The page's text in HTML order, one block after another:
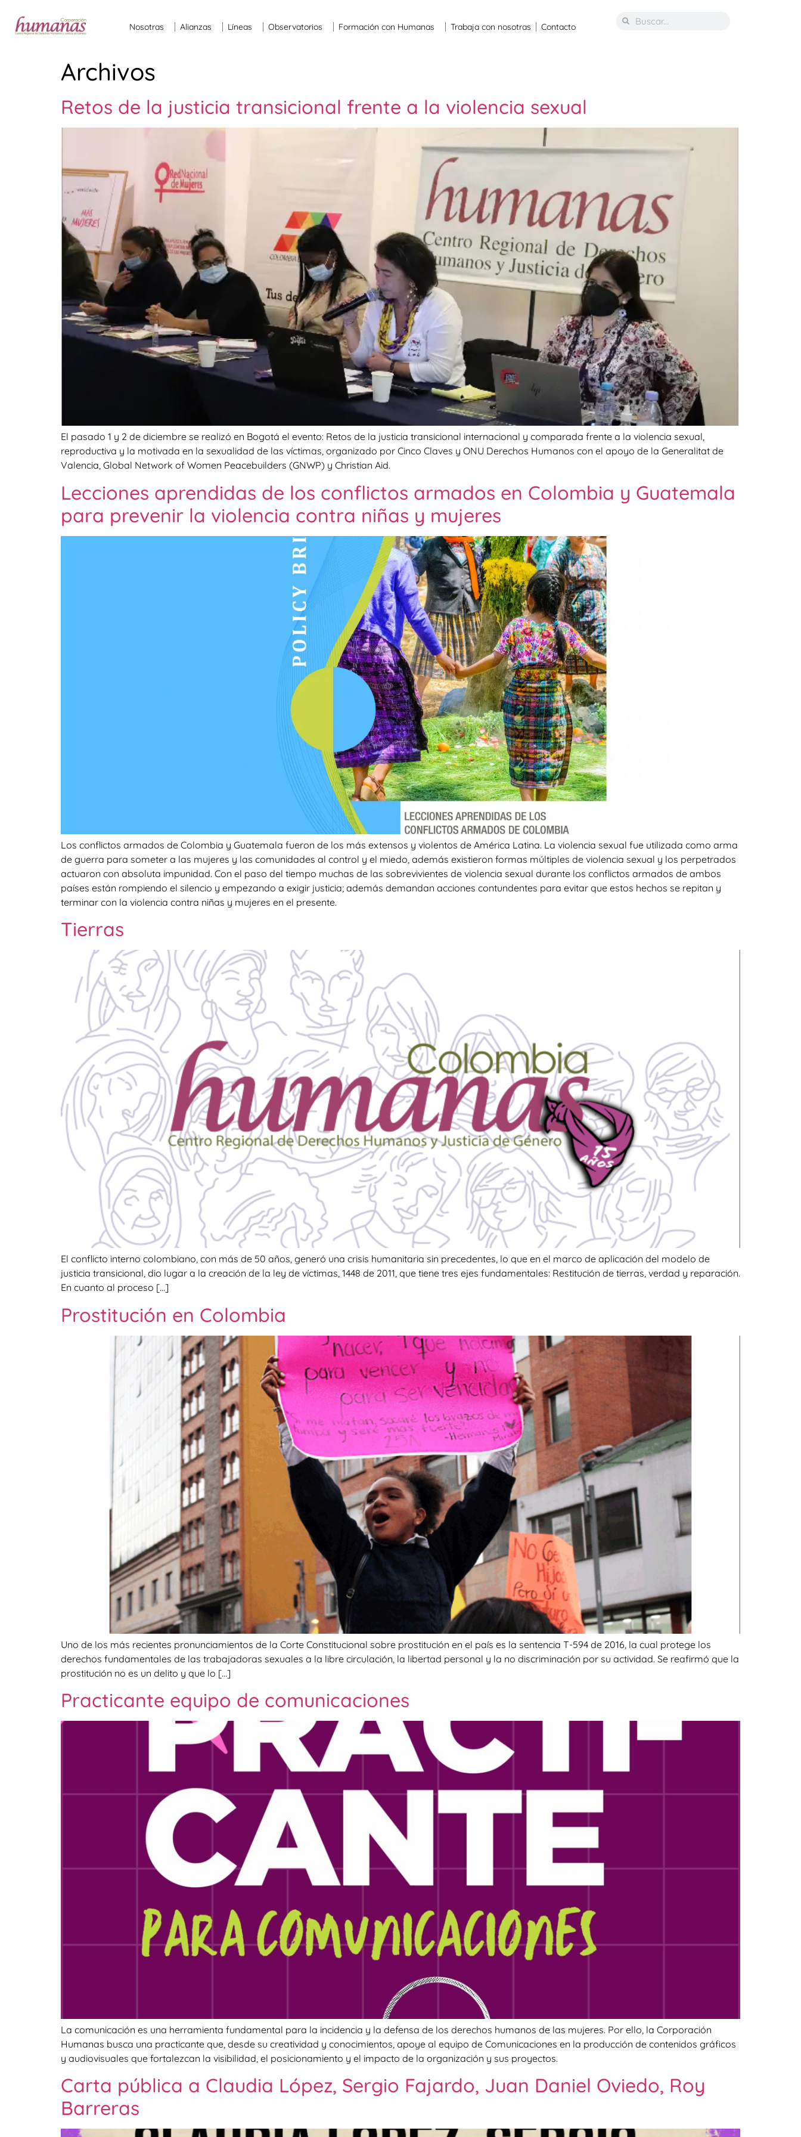
Nosotras Alianzas Líneas Observatorios Formación con Humanas Trabaja con nosotras Contacto
Archivos
Retos de la justicia transicional frente a la violencia sexual
El pasado 1 y 2 de diciembre se realizó en Bogotá el evento: Retos de la justicia transicional internacional y comparada frente a la violencia sexual,
reproductiva y la motivada en la sexualidad de las víctimas, organizado por Cinco Claves y ONU Derechos Humanos con el apoyo de la Generalitat de
Valencia, Global Network of Women Peacebuilders (GNWP) y Christian Aid.
Lecciones aprendidas de los conflictos armados en Colombia y Guatemala
para prevenir la violencia contra niñas y mujeres
Los conflictos armados de Colombia y Guatemala fueron de los más extensos y violentos de América Latina. La violencia sexual fue utilizada como arma
de guerra para someter a las mujeres y las comunidades al control y el miedo, además existieron formas múltiples de violencia sexual y los perpetrados
actuaron con absoluta impunidad. Con el paso del tiempo muchas de las sobrevivientes de violencia sexual durante los conflictos armados de ambos
países están rompiendo el silencio y empezando a exigir justicia; además demandan acciones contundentes para evitar que estos hechos se repitan y
terminar con la violencia contra niñas y mujeres en el presente.
Tierras
El conflicto interno colombiano, con más de 50 años, generó una crisis humanitaria sin precedentes, lo que en el marco de aplicación del modelo de
justicia transicional, dio lugar a la creación de la ley de víctimas, 1448 de 2011, que tiene tres ejes fundamentales: Restitución de tierras, verdad y reparación.
En cuanto al proceso […]
Prostitución en Colombia
Uno de los más recientes pronunciamientos de la Corte Constitucional sobre prostitución en el país es la sentencia T-594 de 2016, la cual protege los
derechos fundamentales de las trabajadoras sexuales a la libre circulación, la libertad personal y la no discriminación por su actividad. Se reafirmó que la
prostitución no es un delito y que lo […]
Practicante equipo de comunicaciones
La comunicación es una herramienta fundamental para la incidencia y la defensa de los derechos humanos de las mujeres. Por ello, la Corporación
Humanas busca una practicante que, desde su creatividad y conocimientos, apoye al equipo de Comunicaciones en la producción de contenidos gráficos
y audiovisuales que fortalezcan la visibilidad, el posicionamiento y el impacto de la organización y sus proyectos.
Carta pública a Claudia López, Sergio Fajardo, Juan Daniel Oviedo, Roy
Barreras